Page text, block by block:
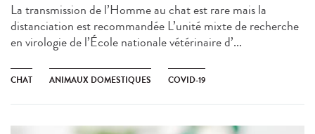
La transmission de l’Homme au chat est rare mais la
distanciation est recommandée L’unité mixte de recherche
en virologie de l’École nationale vétérinaire d’...
CHAT ANIMAUX DOMESTIQUES COVID-19